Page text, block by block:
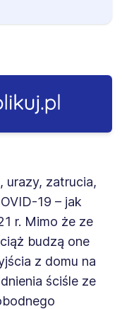
urazy, zatrucia,
19 – jak
r. Mimo że ze
budzą one
z domu na
ściśle ze